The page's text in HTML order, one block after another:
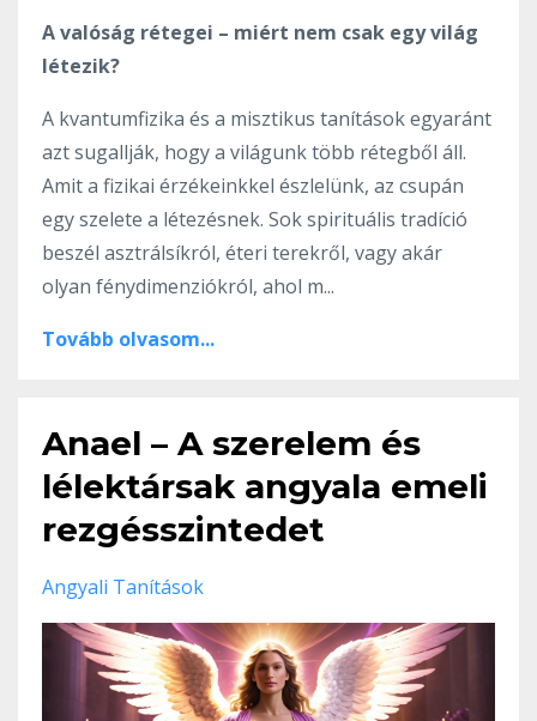
A valóság rétegei – miért nem csak egy világ
létezik?
A kvantumfizika és a misztikus tanítások egyaránt
azt sugallják, hogy a világunk több rétegből áll.
Amit a fizikai érzékeinkkel észlelünk, az csupán
egy szelete a létezésnek. Sok spirituális tradíció
beszél asztrálsíkról, éteri terekről, vagy akár
olyan fénydimenziókról, ahol m...
Tovább olvasom...
Anael – A szerelem és
lélektársak angyala emeli
rezgésszintedet
Angyali Tanítások